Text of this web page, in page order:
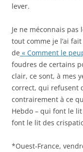
lever.
Je ne méconnais
tout comme je l’ai
de « Comment le
foudres de certains
clair, ce sont, à mes
correct, qui refusent
contrairement à ce
Hebdo – qui font le
font le lit des
*Ouest-France,